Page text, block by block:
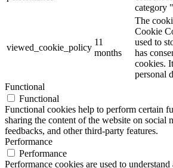
category
viewed_cookie_policy
11
months
The
Cookie
used to
has
cookies.
personal
Functional
Functional
Functional cookies help to perform certain
sharing the content of the website on social
feedbacks, and other third-party features.
Performance
Performance
Performance cookies are used to